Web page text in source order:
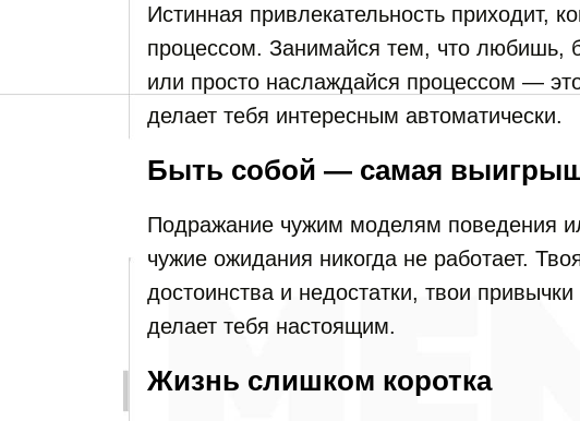
Истинная привлекательность приходит,
процессом. Занимайся тем, что любишь,
или просто наслаждайся процессом —
делает тебя интересным автоматически.
Быть собой — самая
Подражание чужим моделям поведения
чужие ожидания никогда не работает.
достоинства и недостатки, твои
делает тебя настоящим.
Жизнь слишком коротка